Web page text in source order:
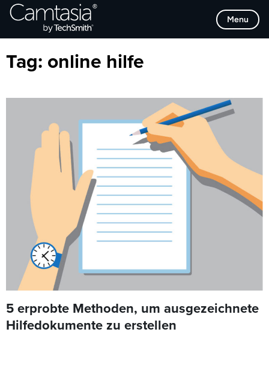
Direkt
zum
Menu
Browse Categories
Tag: online hilfe
5 erprobte Methoden, um ausgezeichnete
Hilfedokumente zu erstellen